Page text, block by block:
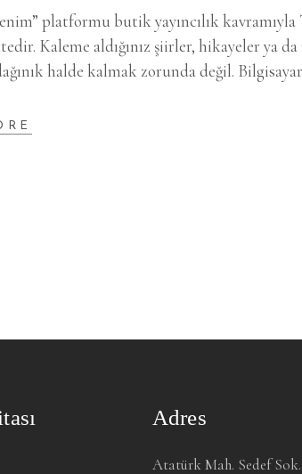
platformu butik yayıncılık
Kaleme aldığınız şiirler, hikayeler ya
halde kalmak zorunda değil.
Adres
Atatürk Mah. Sedef